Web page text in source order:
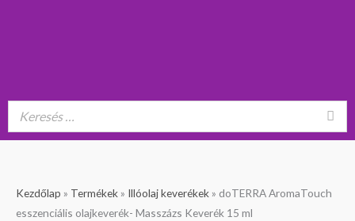
Kezdőlap » Termékek » Illóolaj keverékek » doTERRA AromaTouch
esszenciális olajkeverék- Masszázs Keverék 15 ml
Original
price
Current
price
doTERRA
AromaTouch